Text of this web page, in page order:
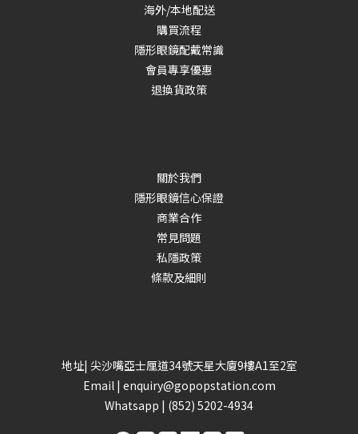
海外/本地配送
購買流程
隱形眼鏡配戴常識
會員專享優惠
退換貨政策
關於我們
隱形眼鏡信心保證
商業合作
常見問題
私隱政策
條款及細則
地址| 尖沙嘴亞士厘道34號天星大廈9樓A1至2室
Email | enquiry@gopopstation.com
Whatsapp | (852) 5202-4934